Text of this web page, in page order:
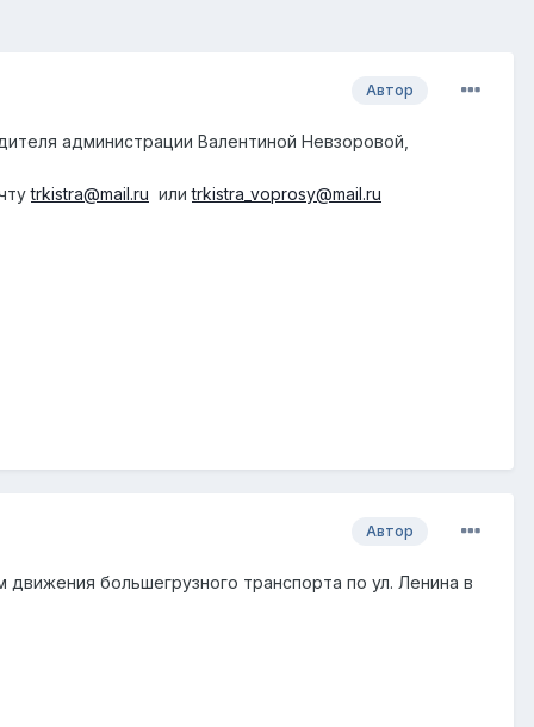
Автор
администрации Валентиной Невзоровой,
trkistra@mail.ru илиtrkistra_voprosy@mail.ru
Автор
большегрузного транспорта по ул. Ленина в